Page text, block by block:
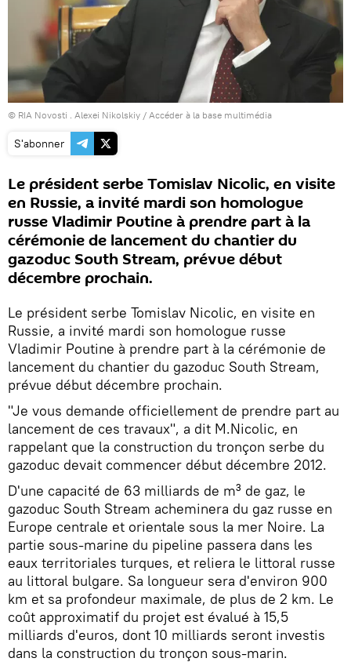
© RIA Novosti . Alexei Nikolskiy / Accéder à la base multimédia
S'abonner
Le président serbe Tomislav Nicolic, en visite
en Russie, a invité mardi son homologue
russe Vladimir Poutine à prendre part à la
cérémonie de lancement du chantier du
gazoduc South Stream, prévue début
décembre prochain.
Le président serbe Tomislav Nicolic, en visite en
Russie, a invité mardi son homologue russe
Vladimir Poutine à prendre part à la cérémonie de
lancement du chantier du gazoduc South Stream,
prévue début décembre prochain.
"Je vous demande officiellement de prendre part au
lancement de ces travaux", a dit M.Nicolic, en
rappelant que la construction du tronçon serbe du
gazoduc devait commencer début décembre 2012.
D'une capacité de 63 milliards de m³ de gaz, le
gazoduc South Stream acheminera du gaz russe en
Europe centrale et orientale sous la mer Noire. La
partie sous-marine du pipeline passera dans les
eaux territoriales turques, et reliera le littoral russe
au littoral bulgare. Sa longueur sera d'environ 900
km et sa profondeur maximale, de plus de 2 km. Le
coût approximatif du projet est évalué à 15,5
milliards d'euros, dont 10 milliards seront investis
dans la construction du tronçon sous-marin.